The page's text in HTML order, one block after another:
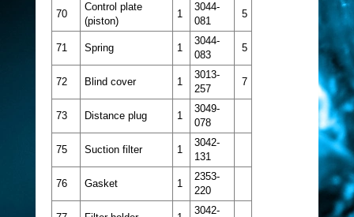
70
Control plate
(piston)
1
3044-
081
5
71 Spring 1
3044-
083
5
72 Blind cover 1
3013-
257
7
73 Distance plug 1
3049-
078
75 Suction filter 1
3042-
131
76 Gasket 1
2353-
220
3042-